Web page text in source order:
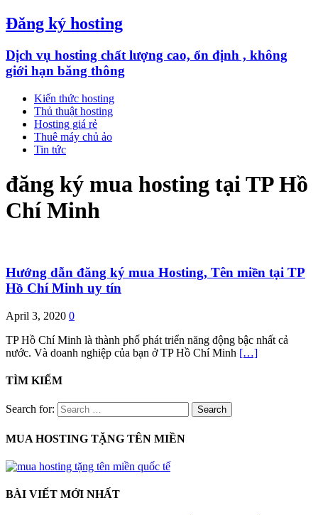
Đăng ký hosting
Dịch vụ hosting chất lượng cao, ổn định , không
giới hạn băng thông
Kiến thức hosting
Thủ thuật hosting
Hosting giá rẻ
Thuê máy chủ ảo
Tin tức
đăng ký mua hosting tại TP Hồ
Chí Minh
Hướng dẫn đăng ký mua Hosting, Tên miền tại TP
Hồ Chí Minh uy tín
April 3, 2020 0
TP Hồ Chí Minh là thành phố phát triển năng động bậc nhất cả
nước. Và doanh nghiệp của bạn ở TP Hồ Chí Minh […]
TÌM KIẾM
Search for:
MUA HOSTING TẶNG TÊN MIỀN
BÀI VIẾT MỚI NHẤT